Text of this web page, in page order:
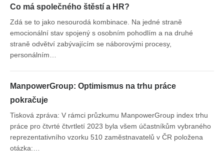
Co má společného štěstí a HR?
Zdá se to jako nesourodá kombinace. Na jedné straně
emocionální stav spojený s osobním pohodlím a na druhé
straně odvětví zabývajícím se náborovými procesy,
personálním…
ManpowerGroup: Optimismus na trhu práce
pokračuje
Tisková zpráva: V rámci průzkumu ManpowerGroup index trhu
práce pro čtvrté čtvrtletí 2023 byla všem účastníkům vybraného
reprezentativního vzorku 510 zaměstnavatelů v ČR položena
otázka:…